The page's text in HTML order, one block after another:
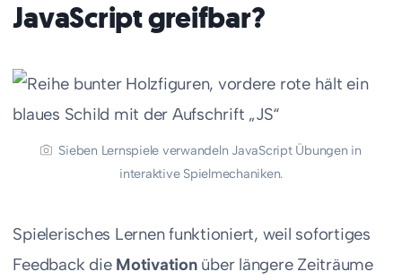
JavaScript greifbar?
Sieben Lernspiele verwandeln JavaScript Übungen in
interaktive Spielmechaniken.
Spielerisches Lernen funktioniert, weil sofortiges
Feedback die Motivationüber längere Zeiträume